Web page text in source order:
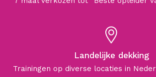
Landelijke dekking
Trainingen op diverse locaties in